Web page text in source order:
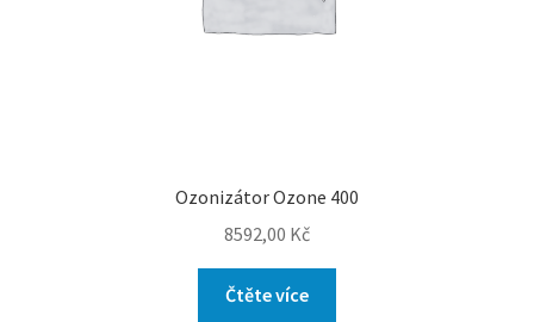
Ozonizátor Ozone 400
8592,00 Kč
Čtěte více